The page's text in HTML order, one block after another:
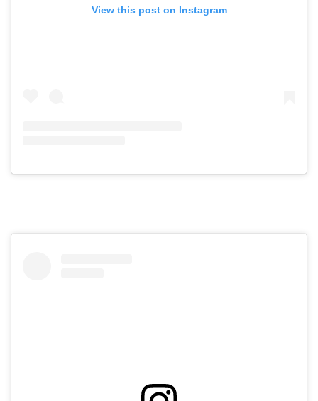
View this post on Instagram